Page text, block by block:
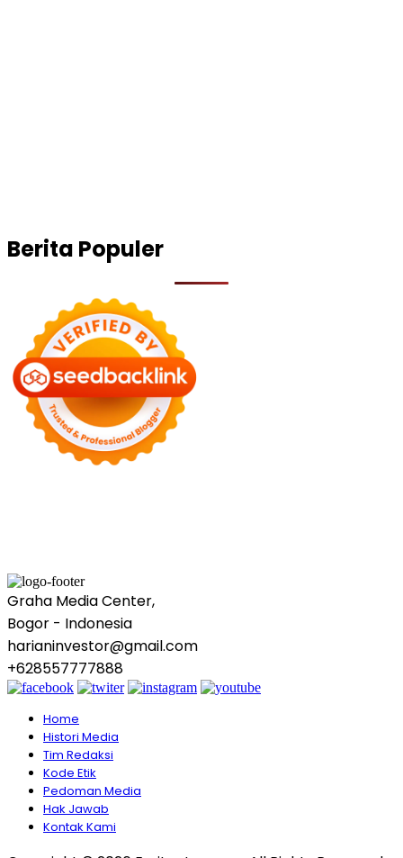
Berita Populer
Graha Media Center,
Bogor - Indonesia
harianinvestor@gmail.com
+628557777888
Home
Histori Media
Tim Redaksi
Kode Etik
Pedoman Media
Hak Jawab
Kontak Kami